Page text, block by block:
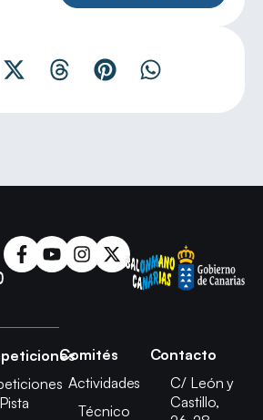
Pista
Comités
Actividades
Técnico
Contacto
C/ León y
Castillo,